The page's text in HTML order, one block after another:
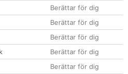
Berättar för dig
Berättar för dig
Berättar för dig
Berättar för dig
Berättar för dig